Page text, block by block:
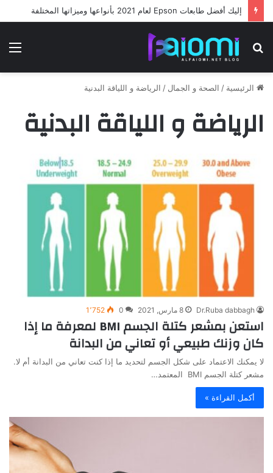
إليك أفضل طابعات Epson لعام 2021 بأنواعها وميزاتها المختلفة
الرئيسية / الصحة و الجمال / الرياضة و اللياقة البدنية
الرياضة و اللياقة البدنية
Dr.Ruba dabbagh 8 مارس, 2021 0 1٬752
استعن بمشعر كتلة الجسم BMI لمعرفة ما إذا
كان وزنك طبيعي أو تعاني من البدانة
لا يمكنك الاعتماد على شكل الجسم لتحديد ما إذا كنت تعاني من البدانة أم لا.
مشعر كتلة الجسم BMI المعتمد…
أكمل القراءة »